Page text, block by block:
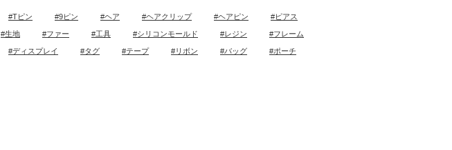
#Tピン #9ピン #ヘア #ヘアクリップ #ヘアピン #ピアス
#生地 #ファー #工具 #シリコンモールド #レジン #フレーム
#ディスプレイ #タグ #テープ #リボン #バッグ #ポーチ